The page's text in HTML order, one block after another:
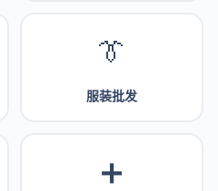
👔
服装批发
➕